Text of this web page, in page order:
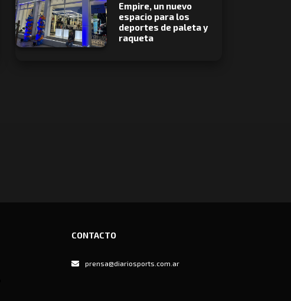
Empire, un nuevo
espacio para los
deportes de paleta y
raqueta
CONTACTO
prensa@diariosports.com.ar